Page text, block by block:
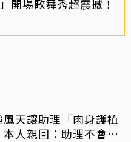
開場歌舞秀超震撼！
天讓助理「肉身護植
人親回：助理不會被